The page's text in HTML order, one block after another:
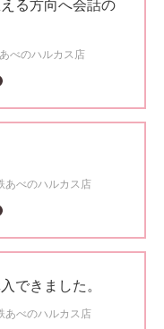
る方向へ会話の
べのハルカス店
あべのハルカス店
できました。
あべのハルカス店